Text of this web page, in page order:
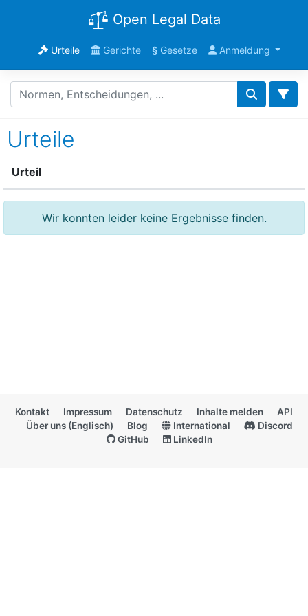
Open Legal Data
Urteile Gerichte §Gesetze Anmeldung
Urteile
Urteil
Wir konnten leider keine Ergebnisse finden.
Kontakt Impressum Datenschutz Inhalte melden
API
Über uns (Englisch)
Blog International
Discord
GitHub
LinkedIn